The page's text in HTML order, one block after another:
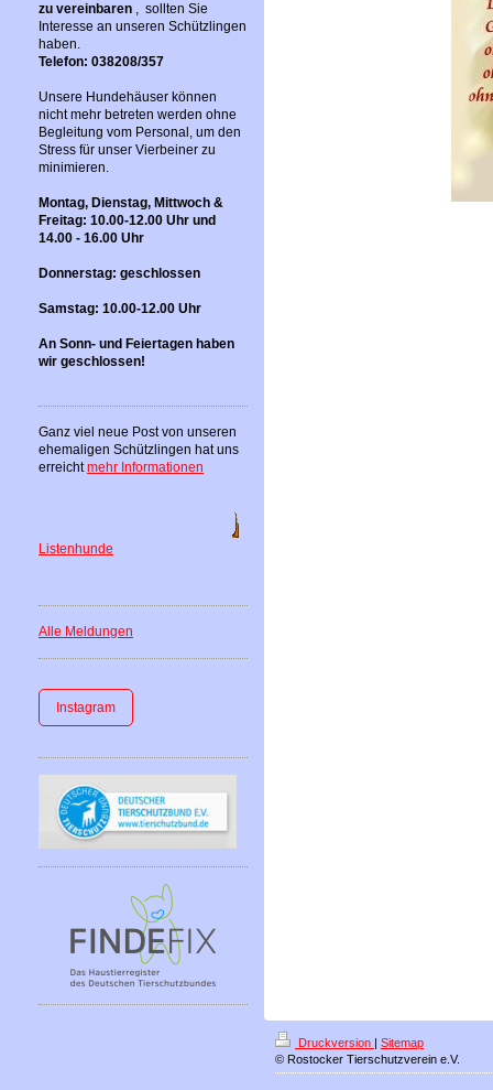
zu vereinbaren , sollten Sie
Interesse an unseren Schützlingen
haben.
Telefon: 038208/357
Unsere Hundehäuser können
nicht mehr betreten werden ohne
Begleitung vom Personal, um den
Stress für unser Vierbeiner zu
minimieren.
Montag, Dienstag, Mittwoch &
Freitag: 10.00-12.00 Uhr und
14.00 - 16.00 Uhr
Donnerstag: geschlossen
Samstag: 10.00-12.00 Uhr
An Sonn- und Feiertagen haben
wir geschlossen!
Ganz viel neue Post von unseren
ehemaligen Schützlingen hat uns
erreichtmehr Informationen
Listenhunde
Alle Meldungen
Instagram
Druckversion | Sitemap
© Rostocker Tierschutzverein e.V.